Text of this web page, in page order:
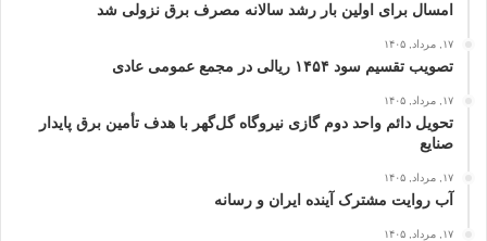
امسال برای اولین بار رشد سالانه مصرف برق نزولی شد
۱۷, مرداد, ۱۴۰۵
تصویب تقسیم سود ۱۴۵۴ ریالی در مجمع عمومی عادی
۱۷, مرداد, ۱۴۰۵
تحویل دائم واحد دوم گازی نیروگاه گل‌گهر با هدف تأمین برق پایدار
صنایع
۱۷, مرداد, ۱۴۰۵
آب روایت مشترک آینده ایران و رسانه
۱۷, مرداد, ۱۴۰۵